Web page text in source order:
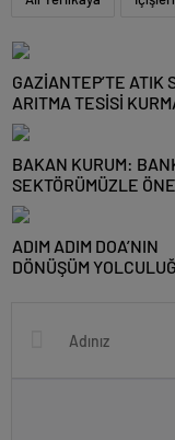
GAZİANTEP’TE ATIK
ARITMA TESİSİ
NİZİP OSB’YE CEZA
BAKAN KURUM:
SEKTÖRÜMÜZLE
ADIM ATTIK
ADIM ADIM DOA’NIN
DÖNÜŞÜM